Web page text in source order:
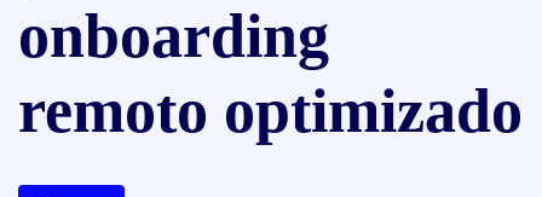
onboarding
remoto optimizado